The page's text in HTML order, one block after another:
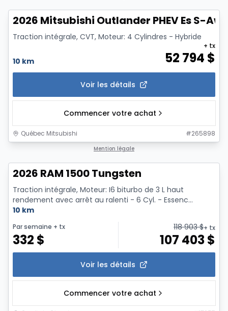
2026 Mitsubishi Outlander PHEV Es S-
Traction intégrale, CVT, Moteur: 4 Cylindres - Hybride
10 km 52 794 $
+ tx
Voir les détails
Commencer votre achat
Québec Mitsubishi #265898
Mention légale
2026 RAM 1500 Tungsten
Traction intégrale, Moteur: I6 biturbo de 3 L haut
rendement avec arrêt au ralenti - 6 Cyl. - Essenc...
10 km
Par semaine + tx
332 $
118 903$+ tx
107 403$
Voir les détails
Commencer votre achat